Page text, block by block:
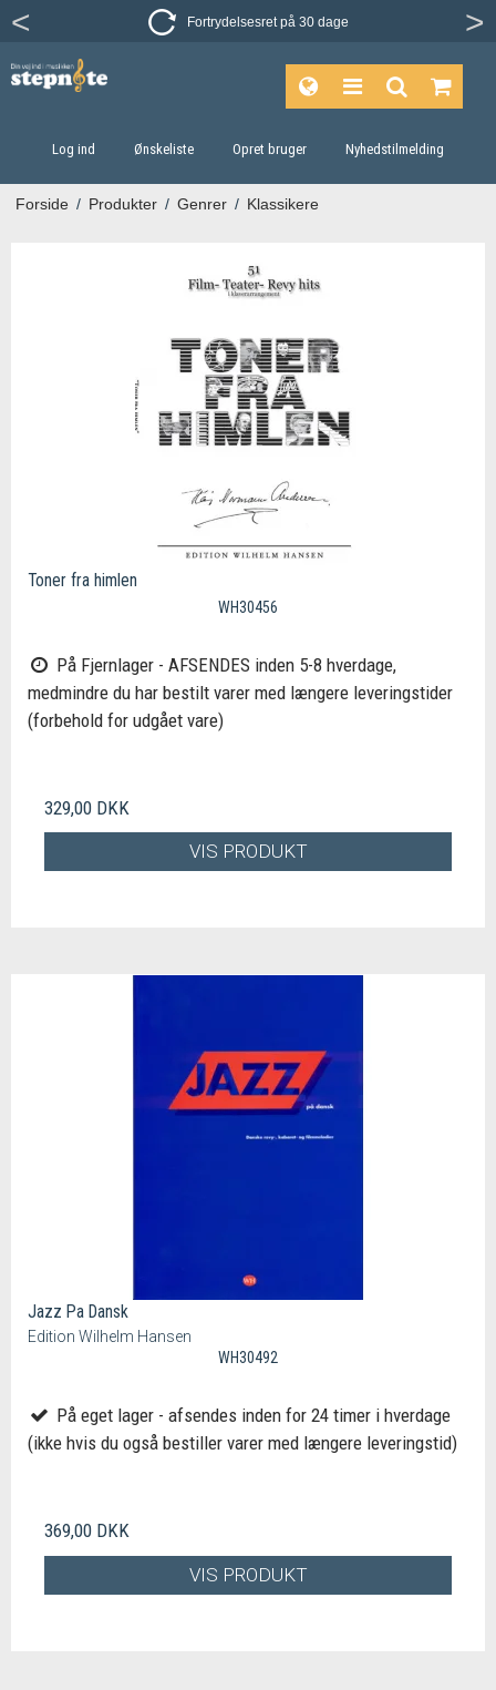
Fortrydelsesret på 30 dage
Log ind Ønskeliste Opret bruger Nyhedstilmelding
Forside / Produkter / Genrer / Klassikere
Toner fra himlen
WH30456
På Fjernlager - AFSENDES inden 5-8 hverdage,
medmindre du har bestilt varer med længere leveringstider
(forbehold for udgået vare)
329,00 DKK
VIS PRODUKT
Jazz Pa Dansk
Edition Wilhelm Hansen
WH30492
På eget lager - afsendes inden for 24 timer i hverdage
(ikke hvis du også bestiller varer med længere leveringstid)
369,00 DKK
VIS PRODUKT